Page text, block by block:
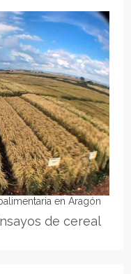
en Aragón
de cereal